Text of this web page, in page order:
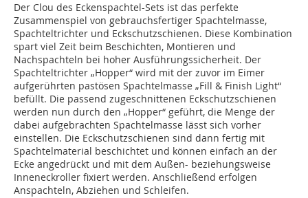
Der Clou des Eckenspachtel-Sets ist das perfekte
Zusammenspiel von gebrauchsfertiger Spachtelmasse,
Spachteltrichter und Eckschutzschienen. Diese Kombination
spart viel Zeit beim Beschichten, Montieren und
Nachspachteln bei hoher Ausführungssicherheit. Der
Spachteltrichter „Hopper“ wird mit der zuvor im Eimer
aufgerührten pastösen Spachtelmasse „Fill & Finish Light“
befüllt. Die passend zugeschnittenen Eckschutzschienen
werden nun durch den „Hopper“ geführt, die Menge der
dabei aufgebrachten Spachtelmasse lässt sich vorher
einstellen. Die Eckschutzschienen sind dann fertig mit
Spachtelmaterial beschichtet und können einfach an der
Ecke angedrückt und mit dem Außen- beziehungsweise
Inneneckroller fixiert werden. Anschließend erfolgen
Anspachteln, Abziehen und Schleifen.